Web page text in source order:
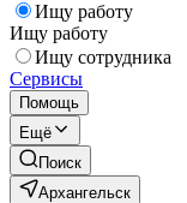
Ищу работу
Ищу работу
Ищу сотрудника
Сервисы
Помощь
Ещё
Поиск
Архангельск